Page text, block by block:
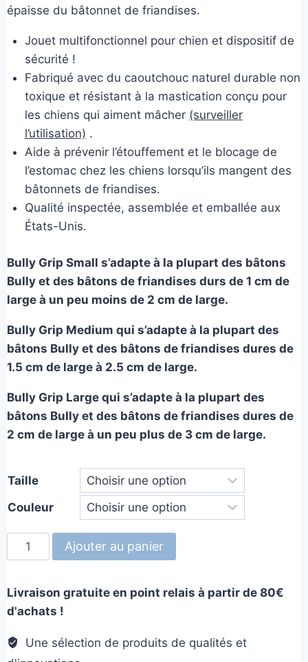
épaisse du bâtonnet de friandises.
Jouet multifonctionnel pour chien et dispositif de
sécurité !
Fabriqué avec du caoutchouc naturel durable non
toxique et résistant à la mastication conçu pour
les chiens qui aiment mâcher (surveiller
l’utilisation) .
Aide à prévenir l’étouffement et le blocage de
l’estomac chez les chiens lorsqu’ils mangent des
bâtonnets de friandises.
Qualité inspectée, assemblée et emballée aux
États-Unis.
Bully Grip Small s’adapte à la plupart des bâtons
Bully et des bâtons de friandises durs de 1 cm de
large à un peu moins de 2 cm de large.
Bully Grip Medium qui s’adapte à la plupart des
bâtons Bully et des bâtons de friandises dures de
1.5 cm de large à 2.5 cm de large.
Bully Grip Large qui s’adapte à la plupart des
bâtons Bully et des bâtons de friandises dures de
2 cm de large à un peu plus de 3 cm de large.
Taille
Couleur
quantité
de
Grip
Ajouter au panier
Livraison gratuite en point relais à partir de 80€
d'achats !
Une sélection de produits de qualités et